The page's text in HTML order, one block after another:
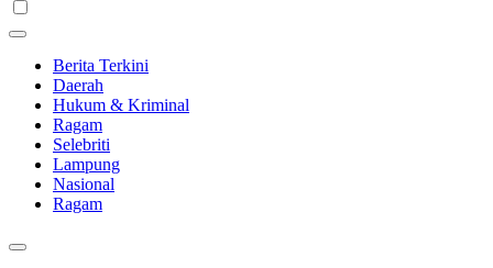
Berita Terkini
Daerah
Hukum & Kriminal
Ragam
Selebriti
Lampung
Nasional
Ragam